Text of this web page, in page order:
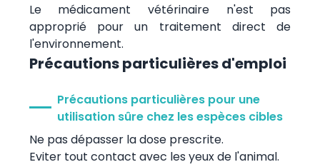
Le médicament vétérinaire n'est pas
approprié pour un traitement direct de
l'environnement.
Précautions particulières d'emploi
Précautions particulières pour une
utilisation sûre chez les espèces cibles
Ne pas dépasser la dose prescrite.
Eviter tout contact avec les yeux de l'animal.